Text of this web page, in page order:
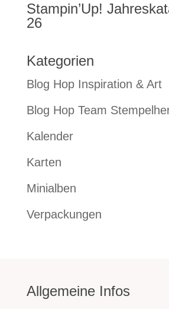
Stampin’Up!
26
Kategorien
Blog Hop Inspiration & Art
Blog Hop Team
Kalender
Karten
Minialben
Verpackungen
Allgemeine Infos